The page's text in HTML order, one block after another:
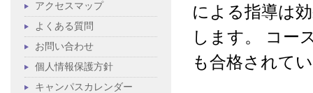
アクセスマップ
よくある質問
お問い合わせ
個人情報保護方針
キャンパスカレンダー
による指導は
します。 コー
も合格されて